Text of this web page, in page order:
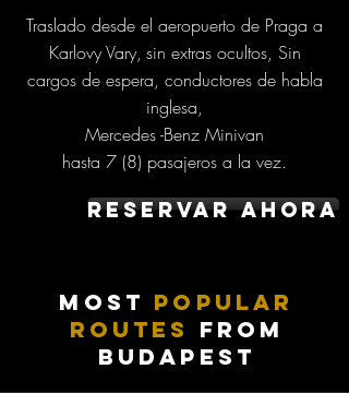
Traslado desde el aeropuerto de Praga a
Karlovy Vary, sin extras ocultos, Sin
cargos de espera, conductores de habla
inglesa,
Mercedes -Benz Minivan
hasta 7 (8) pasajeros a la vez.
Reservar ahora
MOST POPULAR
ROUTES
FROM
BUDAPEST